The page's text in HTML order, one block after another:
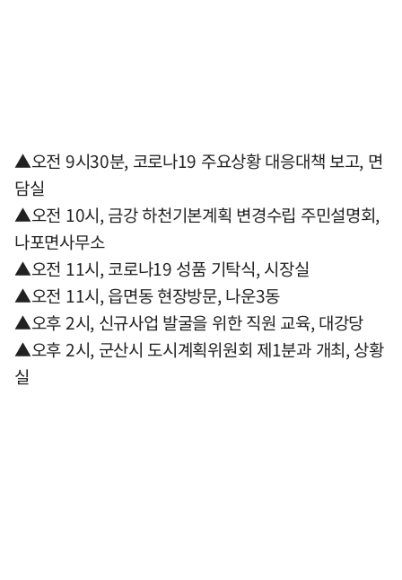
▲오전 9시30분, 코로나19 주요상황 대응대책 보고, 면
담실
▲오전 10시, 금강 하천기본계획 변경수립 주민설명회,
나포면사무소
▲오전 11시, 코로나19 성품 기탁식, 시장실
▲오전 11시, 읍면동 현장방문, 나운3동
▲오후 2시, 신규사업 발굴을 위한 직원 교육, 대강당
▲오후 2시, 군산시 도시계획위원회 제1분과 개최, 상황
실